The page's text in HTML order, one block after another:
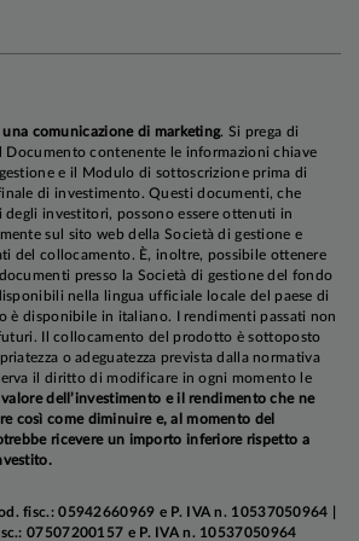
il mese al di sotto di tali
hanno continuato a
solidità dei fondamentali, con
in lieve calo da livelli già molto
una comunicazione di marketing. Si prega di
Documento contenente le informazioni chiave
e il Modulo di sottoscrizione prima di
di investimento. Questi documenti, che
investitori, possono essere ottenuti in
sul sito web della Società di gestione e
del collocamento. È, inoltre, possibile ottenere
presso la Società di gestione del fondo
nella lingua ufficiale locale del paese di
è disponibile in italiano. I rendimenti passati non
Il collocamento del prodotto è sottoposto
o adeguatezza prevista dalla normativa
il diritto di modificare in ogni momento le
valore dell’investimento e il rendimento che ne
così come diminuire e, al momento del
ricevere un importo inferiore rispetto a
fisc.: 05942660969 e P. IVA n. 10537050964 |
07507200157 e P. IVA n. 10537050964